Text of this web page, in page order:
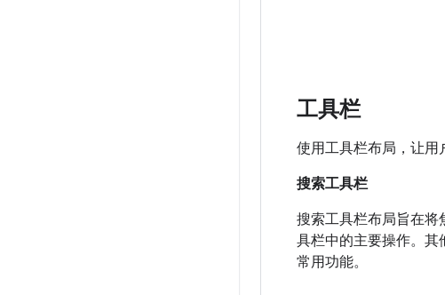
工具栏
使用工具栏布局，让用
搜索工具栏
搜索工具栏布局旨在将
具栏中的主要操作。其
常用功能。